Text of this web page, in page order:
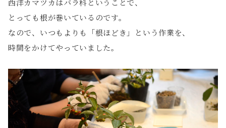
西洋カマツカはバラ科ということで、
とっても根が巻いているのです。
なので、いつもよりも「根ほどき」という作業を、
時間をかけてやっていました。